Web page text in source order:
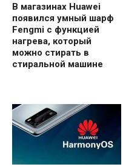
В магазинах Huawei
появился умный шарф
Fengmi с функцией
нагрева, который
можно стирать в
стиральной машине